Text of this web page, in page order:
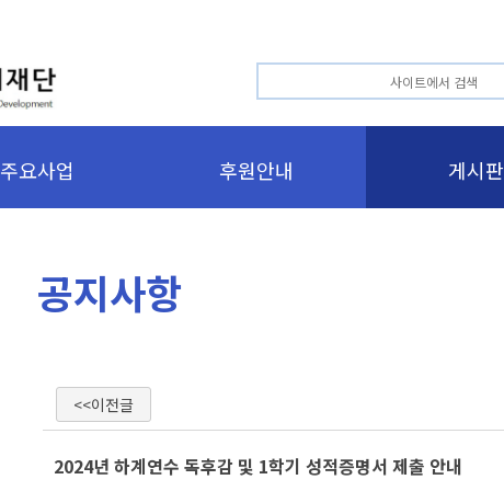
주요사업 후원안내 게시판
공지사항
<<이전글
2024년 하계연수 독후감 및 1학기 성적증명서 제출 안내